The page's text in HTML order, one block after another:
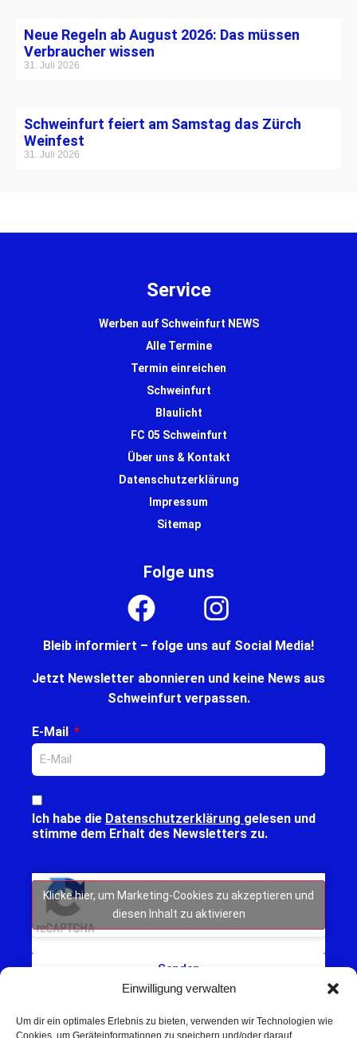
Einwilligung verwalten
Um dir ein optimales Erlebnis zu bieten, verwenden wir Technologien wie
Cookies, um Geräteinformationen zu speichern und/oder darauf
Neue Regeln ab August 2026: Das müssen
Verbraucher wissen
31. Juli 2026
Schweinfurt feiert am Samstag das Zürch
Weinfest
31. Juli 2026
Service
Werben auf Schweinfurt NEWS
Alle Termine
Termin einreichen
Schweinfurt
Blaulicht
FC 05 Schweinfurt
Über uns & Kontakt
Datenschutzerklärung
Impressum
Sitemap
Folge uns
Bleib informiert – folge uns auf Social Media!
Jetzt Newsletter abonnieren und keine News aus
Schweinfurt verpassen.
E-Mail
Ich habe die Datenschutzerklärung gelesen und
stimme dem Erhalt des Newsletters zu.
Klicke hier, um Marketing-Cookies zu akzeptieren und
diesen Inhalt zu aktivieren
Senden